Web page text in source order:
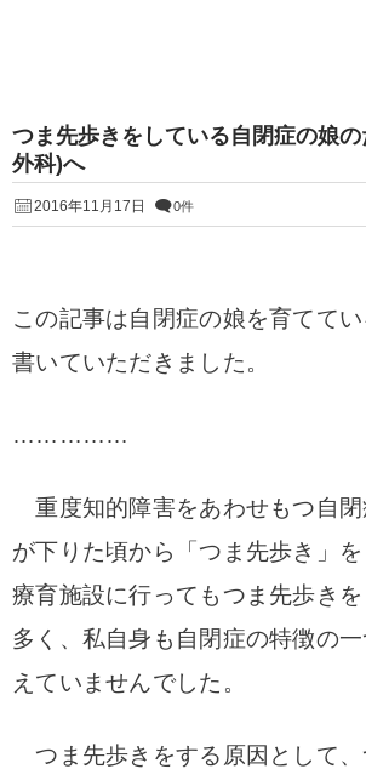
つま先歩きをしている自閉症の娘
外科)へ
2016年11月17日 0件
この記事は自閉症の娘を育てて
書いていただきました。
……………
重度知的障害をあわせもつ自
が下りた頃から「つま先歩き」を
療育施設に行ってもつま先歩き
多く、私自身も自閉症の特徴の
えていませんでした。
つま先歩きをする原因として、